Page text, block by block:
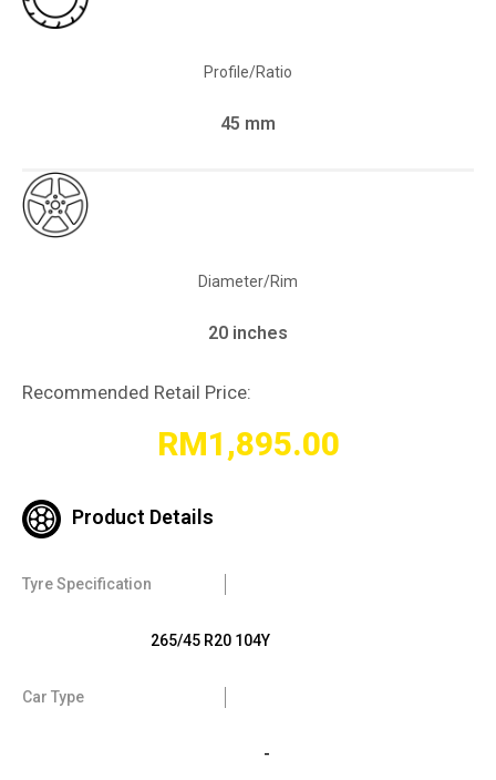
Profile/Ratio
45 mm
Diameter/Rim
20 inches
Recommended Retail Price:
RM1,895.00
Product Details
Tyre Specification
265/45 R20 104Y
Car Type
-